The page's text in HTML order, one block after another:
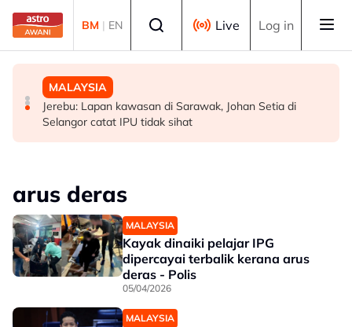
Skip to main content
BM | EN Live Log in
MALAYSIA
Akar reput, rongga pada pangkal punca pokok tumbang
- MBPP
POLITIK
WARISAN teliti rundingan kerusi bersama STAR, KDM
hadapi PRU16 - Shafie
MALAYSIA
Jerebu: Lapan kawasan di Sarawak, Johan Setia di
Selangor catat IPU tidak sihat
arus deras
MALAYSIA
Kayak dinaiki pelajar IPG
dipercayai terbalik kerana arus
deras - Polis
05/04/2026
MALAYSIA